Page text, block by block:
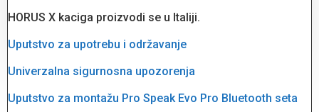
HORUS X kaciga proizvodi se u Italiji.
Uputstvo za upotrebu i održavanje
Univerzalna sigurnosna upozorenja
Uputstvo za montažu Pro Speak Evo Pro Bluetooth seta